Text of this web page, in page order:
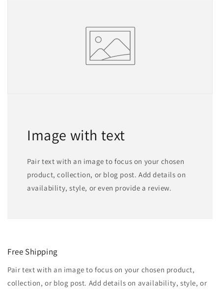
Image with text
Pair text with an image to focus on your chosen
product, collection, or blog post. Add details on
availability, style, or even provide a review.
Free Shipping
Pair text with an image to focus on your chosen product,
collection, or blog post. Add details on availability, style, or